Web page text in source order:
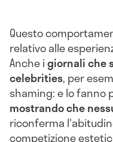
Questo
relativo alle
Anche igiornali che
celebrities, per
shaming: e lo fanno
mostrando che
riconferma
competizione